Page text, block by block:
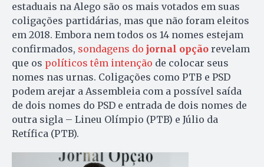
estaduais na Alego são os mais votados em suas
coligações partidárias, mas que não foram eleitos
em 2018. Embora nem todos os 14 nomes estejam
confirmados, sondagens do jornal opção revelam
que os políticos têm intenção de colocar seus
nomes nas urnas. Coligações como PTB e PSD
podem arejar a Assembleia com a possível saída
de dois nomes do PSD e entrada de dois nomes de
outra sigla – Lineu Olímpio (PTB) e Júlio da
Retífica (PTB).